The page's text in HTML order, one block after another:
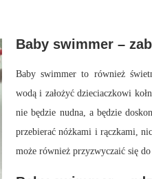
Baby swimmer –
Baby swimmer to również
wodą i założyć dzieciaczkowi
nie będzie nudna, a będzie
przebierać nóżkami i rączkami,
może również przyzwyczaić się